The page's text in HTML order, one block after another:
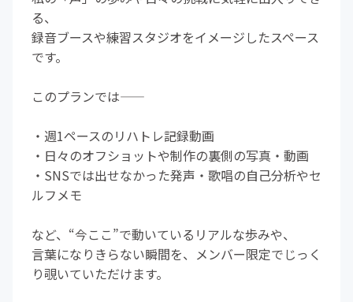
る、
録音ブースや練習スタジオをイメージしたスペース
です。
このプランでは――
・週1ペースのリハトレ記録動画
・日々のオフショットや制作の裏側の写真・動画
・SNSでは出せなかった発声・歌唱の自己分析やセ
ルフメモ
など、“今ここ”で動いているリアルな歩みや、
言葉になりきらない瞬間を、メンバー限定でじっく
り覗いていただけます。